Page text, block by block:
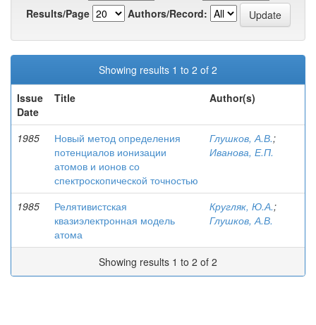
Results/Page
Authors/Record:
Showing results 1 to 2 of 2
Issue
Date
Title Author(s)
1985
Новый метод определения
потенциалов ионизации
атомов и ионов со
спектроскопической точностью
Глушков, А.В.;
Иванова, Е.П.
1985
Релятивистская
квазиэлектронная модель
атома
Кругляк, Ю.А.;
Глушков, А.В.
Showing results 1 to 2 of 2